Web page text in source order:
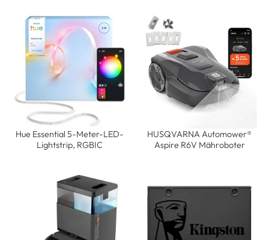
Hue Essential 5-Meter-LED-
Lightstrip, RGBIC
HUSQVARNA Automower®
Aspire R6V Mähroboter